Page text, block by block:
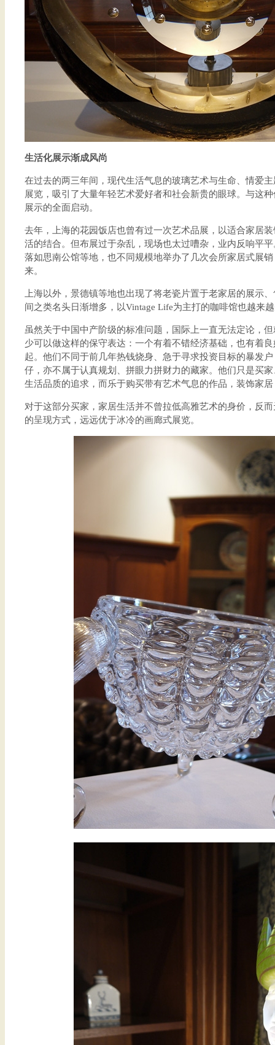
生活化展示渐成风尚
在过去的两三年间，现代生活气息的玻璃艺术与生命、情爱
展览，吸引了大量年轻艺术爱好者和社会新贵的眼球。与这
展示的全面启动。
去年，上海的花园饭店也曾有过一次艺术品展，以适合家居
活的结合。但布展过于杂乱，现场也太过嘈杂，业内反响平
落如思南公馆等地，也不同规模地举办了几次会所家居式展
来。
上海以外，景德镇等地也出现了将老瓷片置于老家居的展示
间之类名头日渐增多，以Vintage Life为主打的咖啡馆也越来
虽然关于中国中产阶级的标准问题，国际上一直无法定论，
少可以做这样的保守表达：一个有着不错经济基础，也有着
起。他们不同于前几年热钱烧身、急于寻求投资目标的暴发
仔，亦不属于认真规划、拼眼力拼财力的藏家。他们只是买
生活品质的追求，而乐于购买带有艺术气息的作品，装饰家
对于这部分买家，家居生活并不曾拉低高雅艺术的身价，反
的呈现方式，远远优于冰冷的画廊式展览。